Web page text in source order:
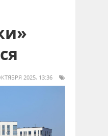
2025, 13:36